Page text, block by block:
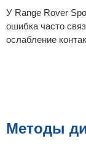
У Range Rover
ошибка часто
ослабление
Методы